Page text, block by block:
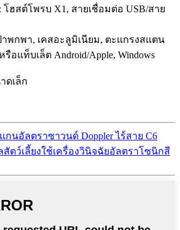
ฮสต์โพรบ X1, สายเชื่อมต่อ USB/สาย
าพกพา, เคสอะลูมิเนียม, ตะแกรงสแตน
อแท็บเล็ต Android/Apple, Windows
ดเล็ก
กนอัลตราซาวนด์ Doppler ไร้สาย C6
สัตว์เลี้ยงใช้เครื่องวินิจฉัยอัลตราโซนิกสี